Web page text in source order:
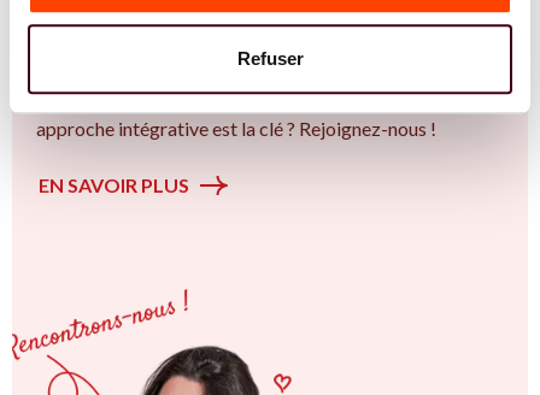
Refuser
thématique de la fertilité et particulièrement sur la
options pour avancer sereinement. Vous êtes à Béziers
ou en Occitanie et vous êtes convaincu.e qu'une
approche intégrative est la clé ? Rejoignez-nous !
EN SAVOIR PLUS